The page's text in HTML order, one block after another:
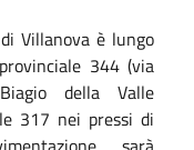
Villanova è lungo
344 (via
della Valle
317 nei pressi di